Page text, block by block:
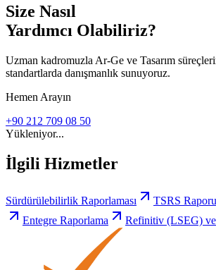
Size Nasıl
Yardımcı Olabiliriz?
Uzman kadromuzla Ar-Ge ve Tasarım
standartlarda danışmanlık sunuyoruz.
Hemen Arayın
+90 212 709 08 50
Yükleniyor...
İlgili Hizmetler
Sürdürülebilirlik Raporlaması
TSRS
Entegre Raporlama
Refinitiv (LSEG)